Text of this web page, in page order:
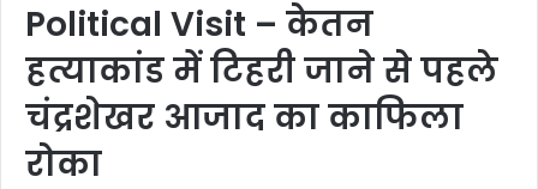
Political Visit – केतन
हत्याकांड में टिहरी जाने से पहले
चंद्रशेखर आजाद का काफिला
रोका